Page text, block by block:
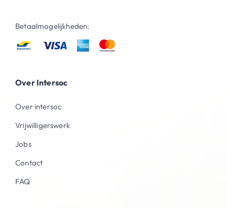
Betaalmogelijkheden:
Over Intersoc
Over intersoc
Vrijwilligerswerk
Jobs
Contact
FAQ